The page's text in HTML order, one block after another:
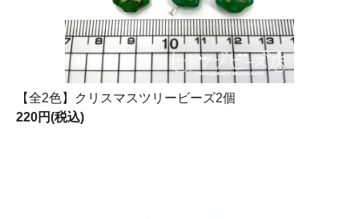
【全2色】クリスマスツリービーズ2個
220円(税込)